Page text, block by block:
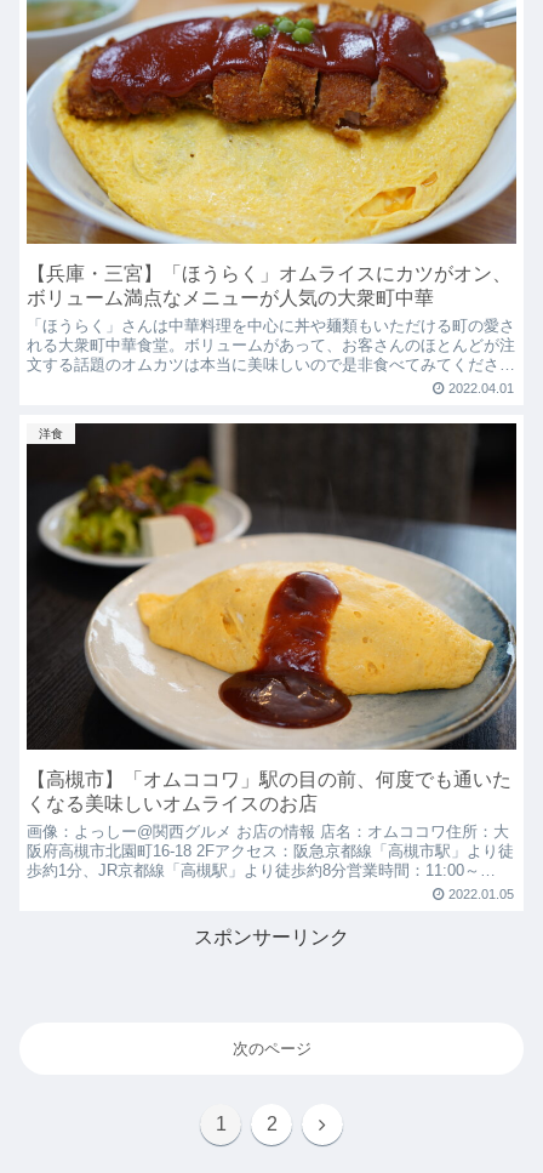
【兵庫・三宮】「ほうらく」オムライスにカツがオン、
ボリューム満点なメニューが人気の大衆町中華
「ほうらく」さんは中華料理を中心に丼や麺類もいただける町の愛さ
れる大衆町中華食堂。ボリュームがあって、お客さんのほとんどが注
文する話題のオムカツは本当に美味しいので是非食べてみてくださ
2022.04.01
洋食
【高槻市】「オムココワ」駅の目の前、何度でも通いた
くなる美味しいオムライスのお店
画像：よっしー@関西グルメ お店の情報 店名：オムココワ住所：大
阪府高槻市北園町16-18 2Fアクセス：阪急京都線「高槻市駅」より徒
歩約1分、JR京都線「高槻駅」より徒歩約8分営業時間：11:00～
2022.01.05
スポンサーリンク
次のページ
1 2
次